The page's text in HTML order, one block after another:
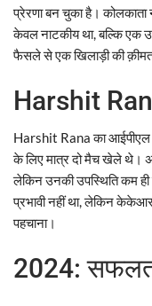
प्रेरणा बन चुका है।
केवल नाटकीय था, बल्कि एक
फैसले से एक खिलाड़ी की
Harshit
Harshit Rana का
के लिए मात्र दो मैच खेले थे।
लेकिन उनकी उपस्थिति कम ही
प्रभावी नहीं था, लेकिन
पहचाना।
2024: